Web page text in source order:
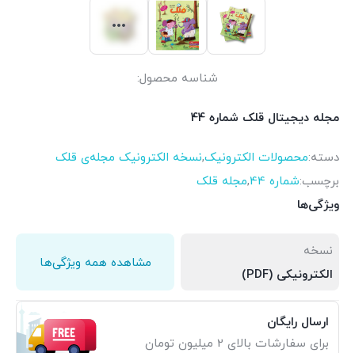
شناسه محصول:
مجله دیجیتال قلک شماره 44
دسته:محصولات الکترونیک,نسخه الکترونیک مجله‌ی قلک
برچسب:شماره 44 ,مجله قلک
ویژگی‌ها
نسخه
الکترونیکی (PDF)
مشاهده همه ویژگی‌ها
ارسال رایگان
برای سفارشات بالای 2 میلیون تومان